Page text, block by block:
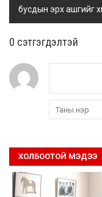
бусдын эрх ашгийг
0 cэтгэгдэлтэй
ХОЛБООТОЙ МЭДЭЭ